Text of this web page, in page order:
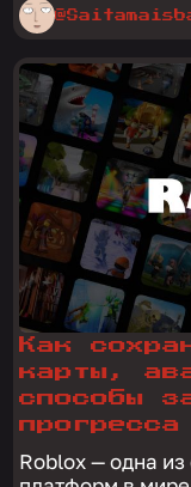
Как
карты,
способы
прогресса
Roblox — одна